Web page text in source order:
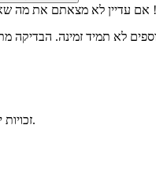
זכויות יוצרים © 2026 بهسازان هاست כל הזכויות שמורות.